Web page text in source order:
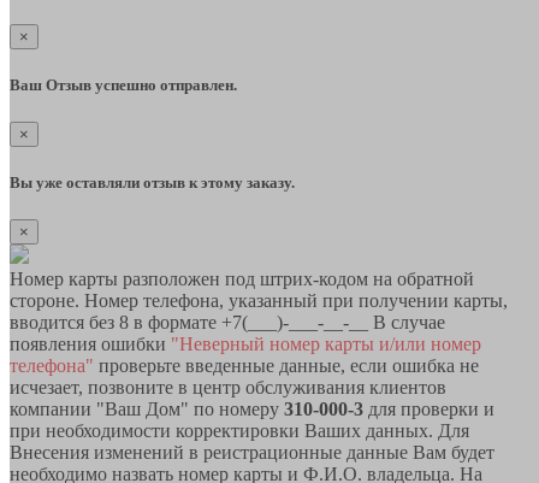
×
Ваш Отзыв успешно отправлен.
×
Вы уже оставляли отзыв к этому заказу.
×
Номер карты разположен под штрих-кодом на обратной
стороне. Номер телефона, указанный при получении карты,
вводится без 8 в формате +7(___)-___-__-__ В случае
появления ошибки "Неверный номер карты и/или номер
телефона" проверьте введенные данные, если ошибка не
исчезает, позвоните в центр обслуживания клиентов
компании "Ваш Дом" по номеру 310-000-3 для проверки и
при необходимости корректировки Ваших данных. Для
Внесения изменений в реистрационные данные Вам будет
необходимо назвать номер карты и Ф.И.О. владельца. На